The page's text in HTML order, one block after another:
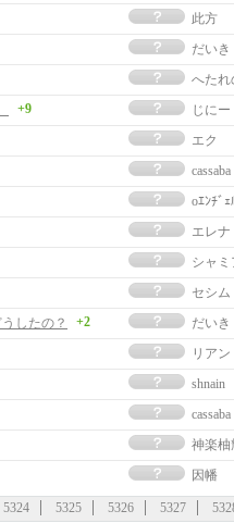
此方
だいき
へたれ
+9 じにー
エク
cassaba
oｴﾝﾁﾞｪ
エレナ
シャミ
セシム
したの？
+2 だいき
リアン
shnain
cassaba
神楽柚
因幡
5324 5325 5326 5327